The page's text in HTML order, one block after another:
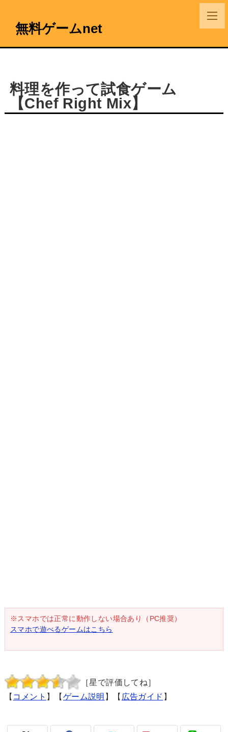
無料ゲームnet
料理を作って試食ゲーム
【Chef Right Mix】
※スマホでは正常に動作しない場合あり（PC推奨）
スマホで遊べるゲームはこちら
［星で評価してね］
【 コメント 】【 ゲーム説明 】【 広告ガイド 】